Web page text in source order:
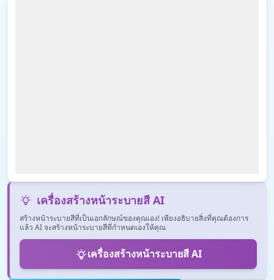
เครื่องสร้างหน้าระบายสี AI
สร้างหน้าระบายสีที่เป็นเอกลักษณ์ของคุณเอง! เพียงอธิบายสิ่งที่คุณต้องการ
แล้ว AI จะสร้างหน้าระบายสีที่กำหนดเองให้คุณ
เครื่องสร้างหน้าระบายสี AI